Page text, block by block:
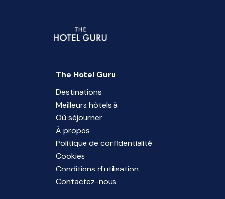
The Hotel Guru
Destinations
Meilleurs hôtels à
Où séjourner
À propos
Politique de confidentialité
Cookies
Conditions d'utilisation
Contactez-nous